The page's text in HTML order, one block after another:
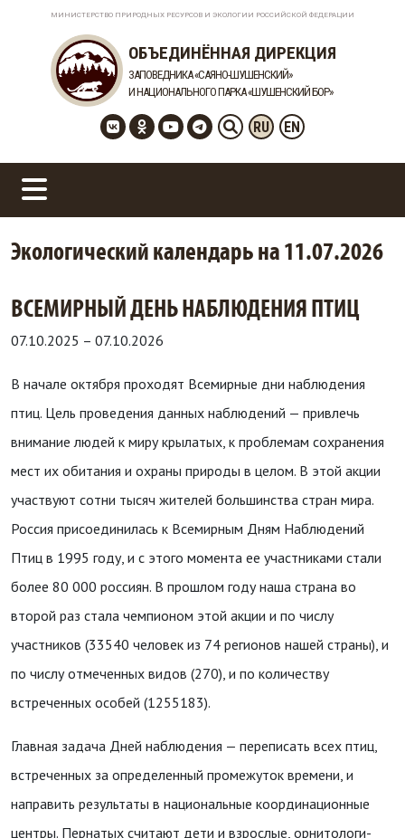
МИНИСТЕРСТВО ПРИРОДНЫХ РЕСУРСОВ И ЭКОЛОГИИ РОССИЙСКОЙ ФЕДЕРАЦИИ
ОБЪЕДИНЁННАЯ ДИРЕКЦИЯ
ЗАПОВЕДНИКА «САЯНО-ШУШЕНСКИЙ»
И НАЦИОНАЛЬНОГО ПАРКА «ШУШЕНСКИЙ БОР»
RU EN
Экологический календарь на 11.07.2026
ВСЕМИРНЫЙ ДЕНЬ НАБЛЮДЕНИЯ ПТИЦ
07.10.2025 – 07.10.2026
В начале октября проходят Всемирные дни наблюдения
птиц. Цель проведения данных наблюдений — привлечь
внимание людей к миру крылатых, к проблемам сохранения
мест их обитания и охраны природы в целом. В этой акции
участвуют сотни тысяч жителей большинства стран мира.
Россия присоединилась к Всемирным Дням Наблюдений
Птиц в 1995 году, и с этого момента ее участниками стали
более 80 000 россиян. В прошлом году наша страна во
второй раз стала чемпионом этой акции и по числу
участников (33540 человек из 74 регионов нашей страны), и
по числу отмеченных видов (270), и по количеству
встреченных особей (1255183).
Главная задача Дней наблюдения — переписать всех птиц,
встреченных за определенный промежуток времени, и
направить результаты в национальные координационные
центры. Пернатых считают дети и взрослые, орнитологи-